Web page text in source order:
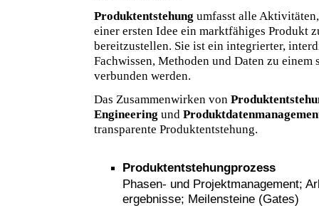
Produktentstehung umfasst alle
einer ersten Idee ein marktfähiges Produkt
bereitzustellen. Sie ist ein integrierter,
Fachwissen, Methoden und Daten zu einem
verbunden werden.
Das Zusammenwirken von
Engineering und
transparente Produktentstehung.
Produktentstehungprozess
Phasen- und Projektmanagement;
ergebnisse; Meilensteine (Gates)